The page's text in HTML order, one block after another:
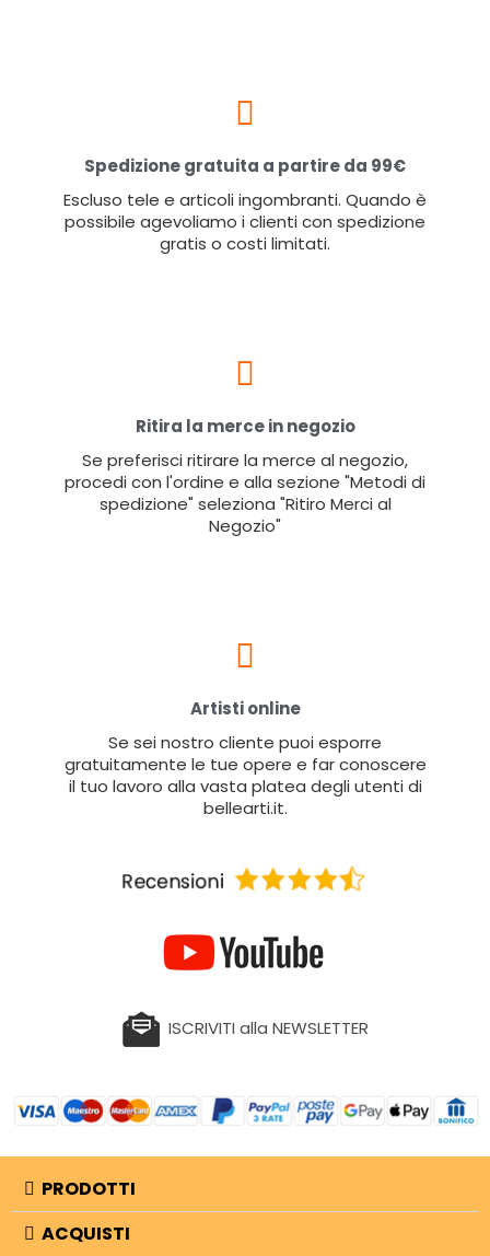
Spedizione gratuita a partire da 99€
Escluso tele e articoli ingombranti. Quando è
possibile agevoliamo i clienti con spedizione
gratis o costi limitati.
Ritira la merce in negozio
Se preferisci ritirare la merce al negozio,
procedi con l'ordine e alla sezione "Metodi di
spedizione" seleziona "Ritiro Merci al
Negozio"
Artisti online
Se sei nostro cliente puoi esporre
gratuitamente le tue opere e far conoscere
il tuo lavoro alla vasta platea degli utenti di
bellearti.it.
ISCRIVITI alla NEWSLETTER
PRODOTTI
ACQUISTI